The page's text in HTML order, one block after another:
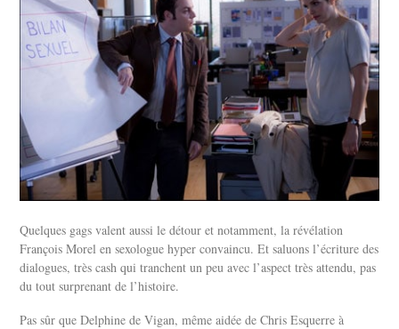
Quelques gags valent aussi le détour et notamment, la révélation
François Morel en sexologue hyper convaincu. Et saluons l’écriture des
dialogues, très cash qui tranchent un peu avec l’aspect très attendu, pas
du tout surprenant de l’histoire.
Pas sûr que Delphine de Vigan, même aidée de Chris Esquerre à